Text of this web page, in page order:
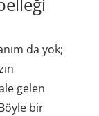
da yok;
gelen
bir